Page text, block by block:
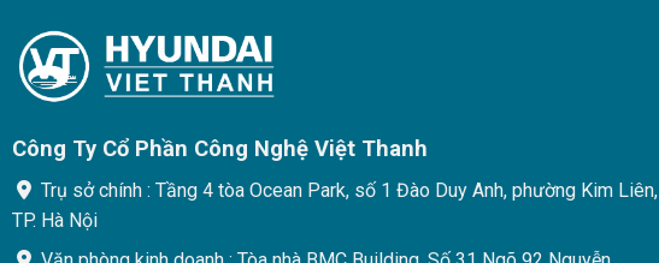
Công Ty Cổ Phần Công Nghệ Việt Thanh
Trụ sở chính : Tầng 4 tòa Ocean Park, số 1 Đào Duy Anh, phường Kim Liên,
TP. Hà Nội